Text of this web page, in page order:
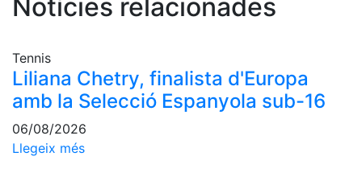
Socials
culturals
Conferències
i
Inspirational
Talks
Notícies relacionades
Tennis
Liliana Chetry, finalista d'Europa
amb la Selecció Espanyola sub-16
06/08/2026
Llegeix més